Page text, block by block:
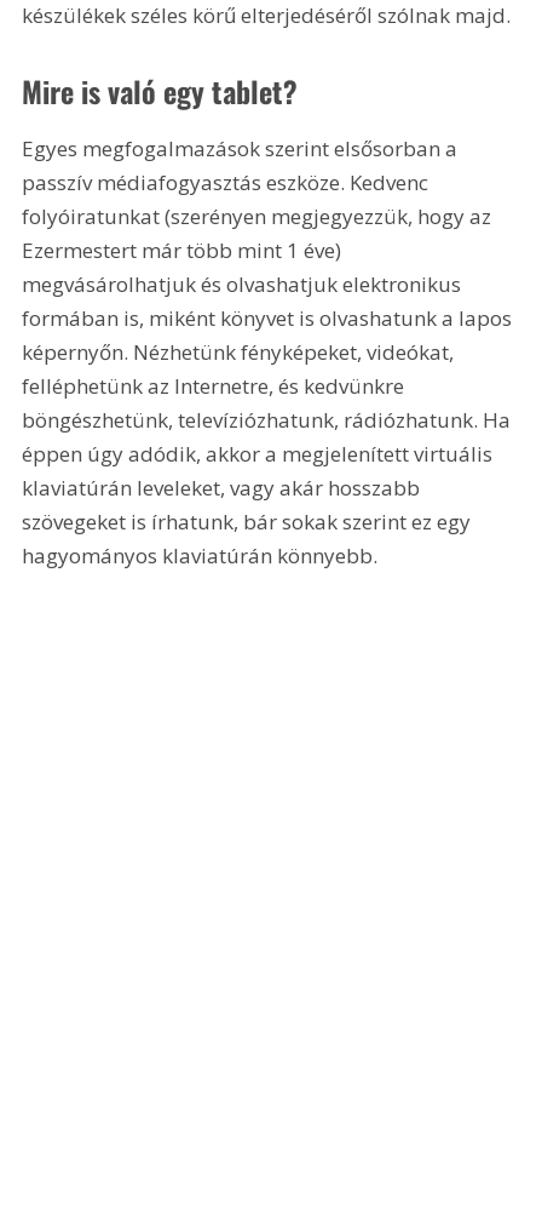
készülékek széles körű elterjedéséről szólnak majd.
Mire is való egy tablet?
Egyes megfogalmazások szerint elsősorban a
passzív médiafogyasztás eszköze. Kedvenc
folyóiratunkat (szerényen megjegyezzük, hogy az
Ezermestert már több mint 1 éve)
megvásárolhatjuk és olvashatjuk elektronikus
formában is, miként könyvet is olvashatunk a lapos
képernyőn. Nézhetünk fényképeket, videókat,
felléphetünk az Internetre, és kedvünkre
böngészhetünk, televíziózhatunk, rádiózhatunk. Ha
éppen úgy adódik, akkor a megjelenített virtuális
klaviatúrán leveleket, vagy akár hosszabb
szövegeket is írhatunk, bár sokak szerint ez egy
hagyományos klaviatúrán könnyebb.